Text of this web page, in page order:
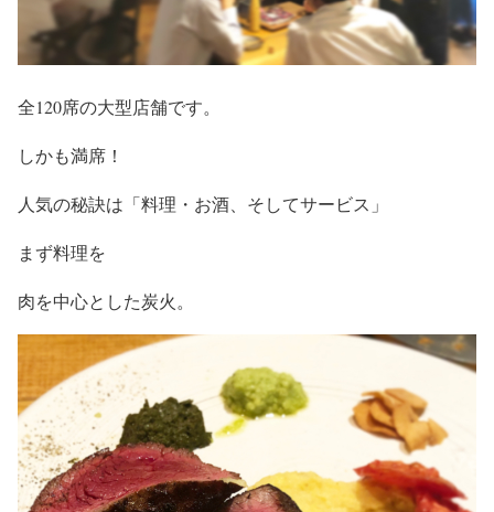
全120席の大型店舗です。
しかも満席！
人気の秘訣は「料理・お酒、そしてサービス」
まず料理を
肉を中心とした炭火。